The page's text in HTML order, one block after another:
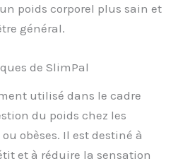
poids corporel plus sain et
général.
de SlimPal
utilisé dans le cadre
du poids chez les
obèses. Il est destiné à
et à réduire la sensation